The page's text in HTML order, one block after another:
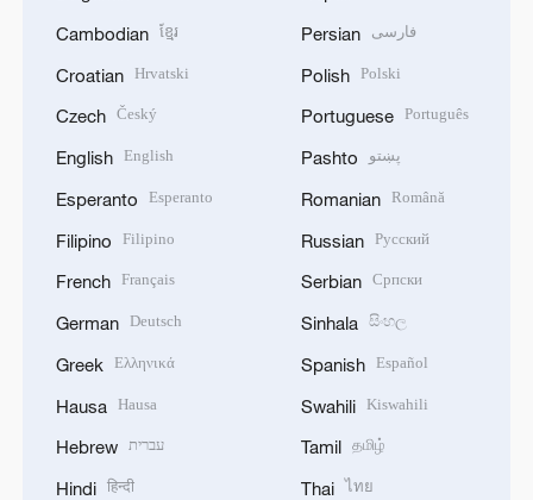
Cambodian ខ្មែរ
Croatian Hrvatski
Czech Český
English English
Esperanto Esperanto
Filipino Filipino
French Français
German Deutsch
Greek Ελληνικά
Hausa Hausa
Hebrew עברית
Hindi हिन्दी
Persian فارسی
Polish Polski
Portuguese Português
Pashto پښتو
Romanian Română
Russian Русский
Serbian Српски
Sinhala සිංහල
Spanish Español
Swahili Kiswahili
Tamil தமிழ்
Thai ไทย